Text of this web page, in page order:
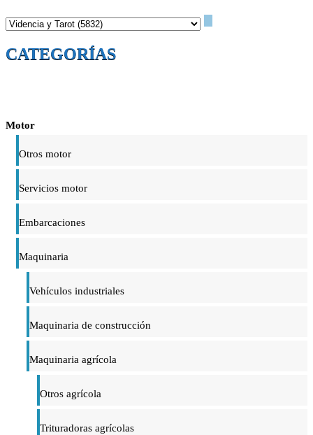
CATEGORÍAS
Motor
Otros motor
Servicios motor
Embarcaciones
Maquinaria
Vehículos industriales
Maquinaria de construcción
Maquinaria agrícola
Otros agrícola
Trituradoras agrícolas